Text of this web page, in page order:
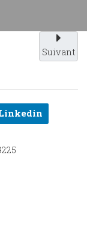
Suivant